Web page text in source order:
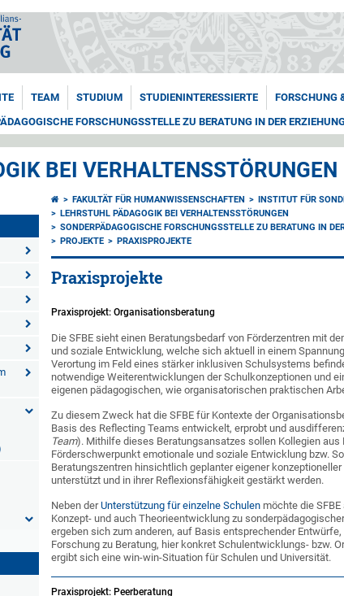
TEAM STUDIUM STUDIENINTERESSIERTE FORSCHUNG
FORSCHUNGSSTELLE ZU BERATUNG IN DER
BEI VERHALTENSSTÖRUNGEN
FAKULTÄT FÜR HUMANWISSENSCHAFTEN
INSTITUT FÜR
LEHRSTUHL PÄDAGOGIK BEI VERHALTENSSTÖRUNGEN
SONDERPÄDAGOGISCHE FORSCHUNGSSTELLE ZU BERATUNG IN
PROJEKTE
PRAXISPROJEKTE
Praxisprojekte
Praxisprojekt: Organisationsberatung
Die SFBE sieht einen Beratungsbedarf von Förderzentren mit
und soziale Entwicklung, welche sich aktuell in einem
Verortung im Feld eines stärker inklusiven Schulsystems
notwendige Weiterentwicklungen der Schulkonzeptionen und
eigenen pädagogischen, wie organisatorischen praktischen
Zu diesem Zweck hat die SFBE für Kontexte der
Basis des Reflecting Teams entwickelt, erprobt und
Team). Mithilfe dieses Beratungsansatzes sollen Kollegien aus
Förderschwerpunkt emotionale und soziale Entwicklung bzw.
Beratungszentren hinsichtlich geplanter eigener
unterstützt und in ihrer Reflexionsfähigkeit gestärkt werden.
Neben derUnterstützung für einzelne Schulen möchte die
Konzept- und auch Theorieentwicklung zu
ergeben sich zum anderen, auf Basis entsprechender
Forschung zu Beratung, hier konkret Schulentwicklungs- bzw.
ergibt sich eine win-win-Situation für Schulen und Universität.
Praxisprojekt: Peerberatung